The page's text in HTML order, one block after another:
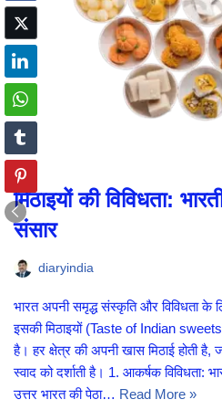
मिठाइयों की विविधता:
संसार
diaryindia
भारत अपनी समृद्ध संस्कृति और विविधता के
इसकी मिठाइयों (Taste of Indian
है। हर क्षेत्र की अपनी खास मिठाई होती
स्वाद को दर्शाती है। 1. आकर्षक विविधता:
उत्तर भारत की पेठा… Read More »